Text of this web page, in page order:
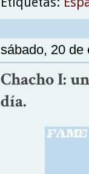
sábado, 20 de
Chacho I:
día.